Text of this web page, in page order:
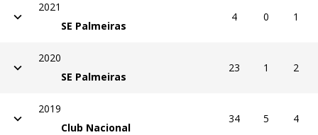
2021
SE Palmeiras
4 0 1
2020
SE Palmeiras
23 1 2
2019
Club Nacional
34 5 4